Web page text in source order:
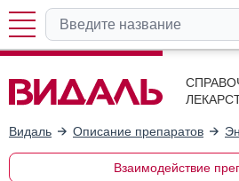
Видаль Описание препаратов
Взаимодействие